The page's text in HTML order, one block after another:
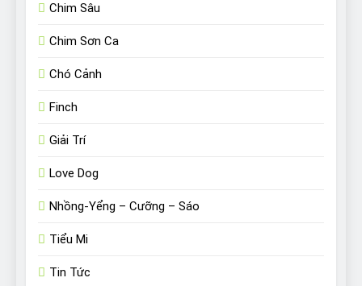
Chim Sâu
Chim Sơn Ca
Chó Cảnh
Finch
Giải Trí
Love Dog
Nhồng-Yểng – Cưỡng – Sáo
Tiểu Mi
Tin Tức